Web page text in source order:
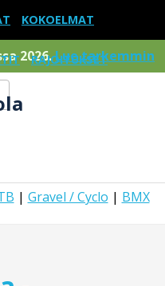
KOKOELMAT
RAJOITUKSET
2026.Lue tarkemmin
| Gravel / Cyclo | BMX